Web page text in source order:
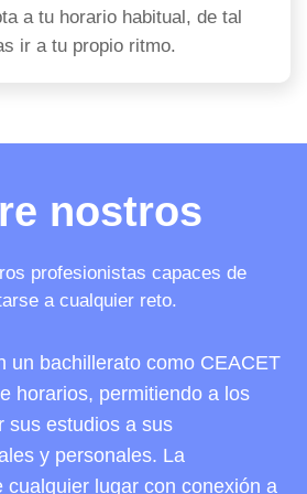
a tu horario habitual, de tal
ir a tu propio ritmo.
nostros
profesionistas capaces de
a cualquier reto.
un bachillerato como CEACET
horarios, permitiendo a los
sus estudios a sus
y personales. La
cualquier lugar con conexión a